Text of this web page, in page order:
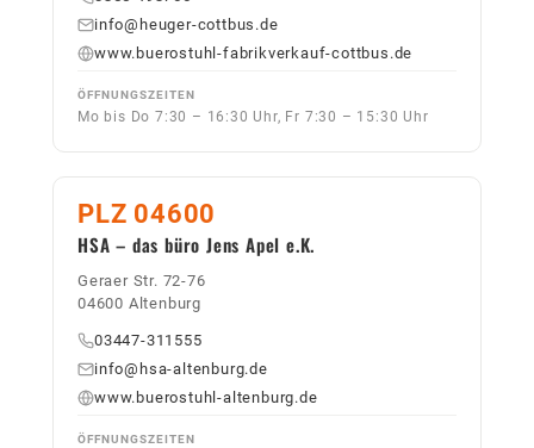
info@heuger-cottbus.de
www.buerostuhl-fabrikverkauf-cottbus.de
ÖFFNUNGSZEITEN
Mo bis Do 7:30 – 16:30 Uhr, Fr 7:30 – 15:30 Uhr
PLZ 04600
HSA – das büro Jens Apel e.K.
Geraer Str. 72-76
04600 Altenburg
03447-311555
info@hsa-altenburg.de
www.buerostuhl-altenburg.de
ÖFFNUNGSZEITEN